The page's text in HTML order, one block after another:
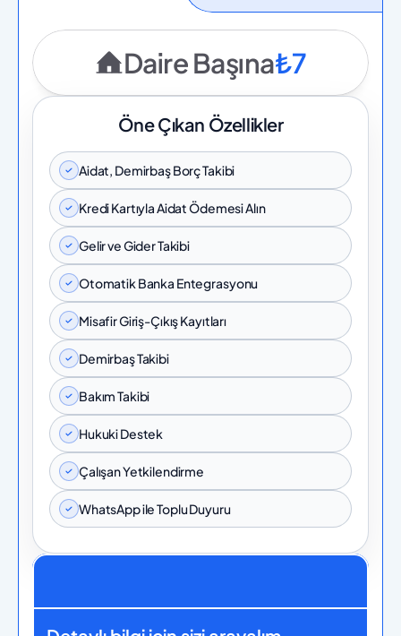
Daire Başına₺7
Öne Çıkan Özellikler
Aidat, Demirbaş Borç Takibi
Kredi Kartıyla Aidat Ödemesi Alın
Gelir ve Gider Takibi
Otomatik Banka Entegrasyonu
Misafir Giriş-Çıkış Kayıtları
Demirbaş Takibi
Bakım Takibi
Hukuki Destek
Çalışan Yetkilendirme
WhatsApp ile Toplu Duyuru